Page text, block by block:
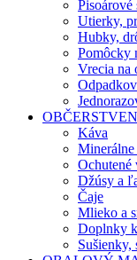
Pisoárové
Utierky,
Hubky,
Pomôcky
Vrecia na
Káva
Ochutené
Džúsy a
Čaje
Mlieko a
Doplnky
Sušienky,